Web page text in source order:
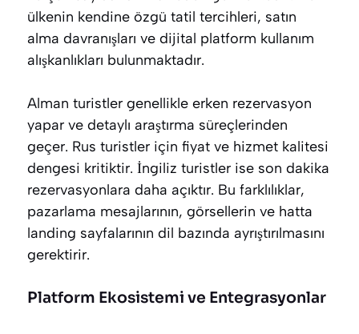
ülkenin kendine özgü tatil tercihleri, satın
alma davranışları ve dijital platform kullanım
alışkanlıkları bulunmaktadır.
Alman turistler genellikle erken rezervasyon
yapar ve detaylı araştırma süreçlerinden
geçer. Rus turistler için fiyat ve hizmet kalitesi
dengesi kritiktir. İngiliz turistler ise son dakika
rezervasyonlara daha açıktır. Bu farklılıklar,
pazarlama mesajlarının, görsellerin ve hatta
landing sayfalarının dil bazında ayrıştırılmasını
gerektirir.
Platform Ekosistemi ve Entegrasyonlar